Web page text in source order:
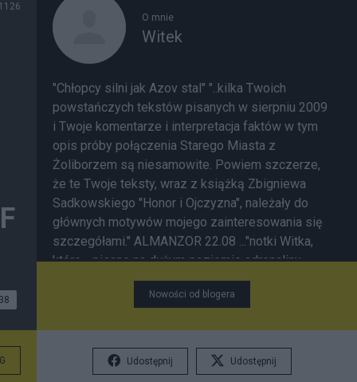
1126
38
O mnie
Witek
"Chłopcy silni jak Azov stal" "..kilka Twoich
powstańczych tekstów pisanych w sierpniu 2009
i Twoje komentarze i interpretacja faktów w tym
opis próby połączenia Starego Miasta z
Żoliborzem są niesamowite. Powiem szczerze,
że te Twoje teksty, wraz z książką Zbigniewa
Sadkowskiego "Honor i Ojczyzna", należały do
głównych motywów mojego zainteresowania się
szczegółami." ALMANZOR 22.08 ..."notki Witka,
które - pisane na dużym poziomie adrenaliny -
raczej się chłonie niż czyta." " Prawda o
Powstaniu, rozpoznawana na poziomie wydarzeń
niespodziewaną moc oczyszczania Pamięci z
ideolog. stereotypów i kłamstw. Wszak Historia w
Nowości od blogera
Udostępnij Udostępnij